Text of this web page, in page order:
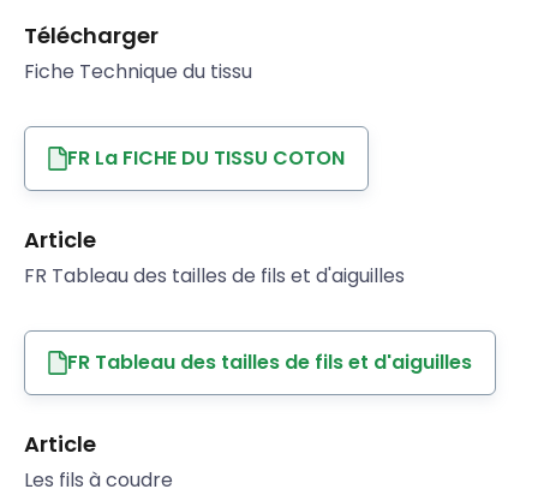
Télécharger
Fiche Technique du tissu
FR La FICHE DU TISSU COTON
Article
FR Tableau des tailles de fils et d'aiguilles
FR Tableau des tailles de fils et d'aiguilles
Article
Les fils à coudre